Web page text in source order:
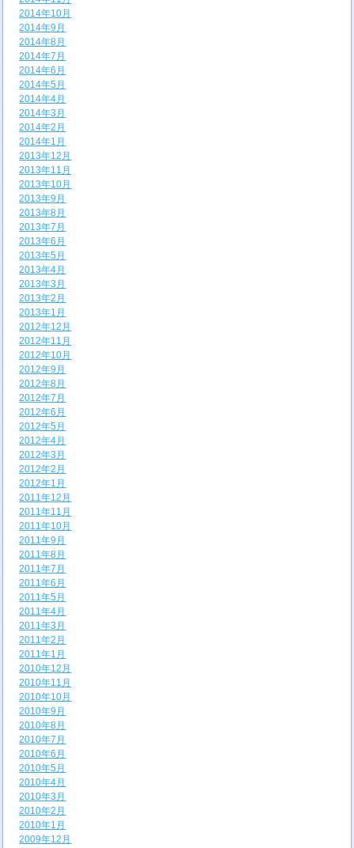
2014年10月
2014年9月
2014年8月
2014年7月
2014年6月
2014年5月
2014年4月
2014年3月
2014年2月
2014年1月
2013年12月
2013年11月
2013年10月
2013年9月
2013年8月
2013年7月
2013年6月
2013年5月
2013年4月
2013年3月
2013年2月
2013年1月
2012年12月
2012年11月
2012年10月
2012年9月
2012年8月
2012年7月
2012年6月
2012年5月
2012年4月
2012年3月
2012年2月
2012年1月
2011年12月
2011年11月
2011年10月
2011年9月
2011年8月
2011年7月
2011年6月
2011年5月
2011年4月
2011年3月
2011年2月
2011年1月
2010年12月
2010年11月
2010年10月
2010年9月
2010年8月
2010年7月
2010年6月
2010年5月
2010年4月
2010年3月
2010年2月
2010年1月
2009年12月